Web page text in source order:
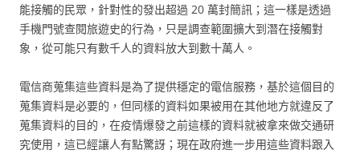
能接觸的民眾，針對性的發出超過 20 萬封簡訊；這一樣是透過
手機門號查閱旅遊史的行為，只是調查範圍擴大到潛在接觸對
象，從可能只有數千人的資料放大到數十萬人。
電信商蒐集這些資料是為了提供穩定的電信服務，基於這個目的
蒐集資料是必要的，但同樣的資料如果被用在其他地方就違反了
蒐集資料的目的，在疫情爆發之前這樣的資料就被拿來做交通研
究使用，這已經讓人有點驚訝；現在政府進一步用這些資料跟入